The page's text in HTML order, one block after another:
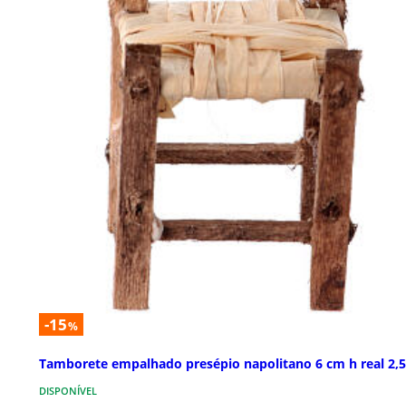
-15%
Tamborete empalhado presépio napolitano 6 cm h real
DISPONÍVEL